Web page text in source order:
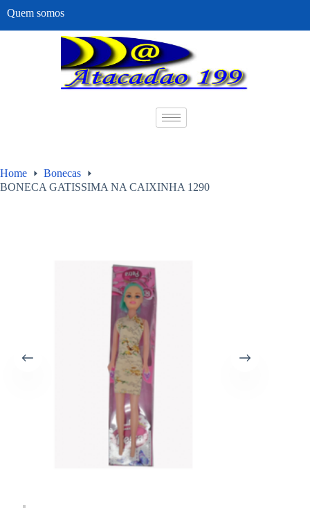
Quem somos
Home
Bonecas
BONECA GATISSIMA NA CAIXINHA 1290